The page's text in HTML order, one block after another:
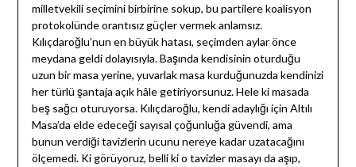
milletvekili seçimini birbirine sokup, bu partilere koalisyon
protokolünde orantısız güçler vermek anlamsız.
Kılıçdaroğlu’nun en büyük hatası, seçimden aylar önce
meydana geldi dolayısıyla. Başında kendisinin oturduğu
uzun bir masa yerine, yuvarlak masa kurduğunuzda kendinizi
her türlü şantaja açık hâle getiriyorsunuz. Hele ki masada
beş sağcı oturuyorsa. Kılıçdaroğlu, kendi adaylığı için Altılı
Masa’da elde edeceği sayısal çoğunluğa güvendi, ama
bunun verdiği tavizlerin ucunu nereye kadar uzatacağını
ölçemedi. Ki görüyoruz, belli ki o tavizler masayı da aşıp,